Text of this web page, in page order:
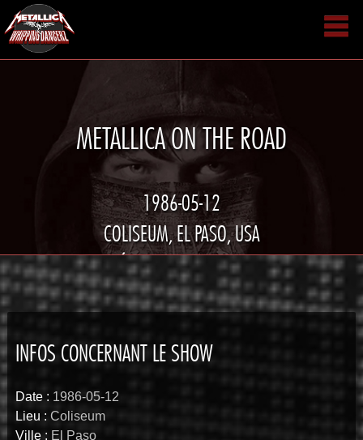
METALLICA ON THE ROAD
1986-05-12
COLISEUM, EL PASO, USA
TOURNÉE DAMAGE INC. USA TOUR
INFOS CONCERNANT LE SHOW
Date : 1986-05-12
Lieu : Coliseum
Ville : El Paso